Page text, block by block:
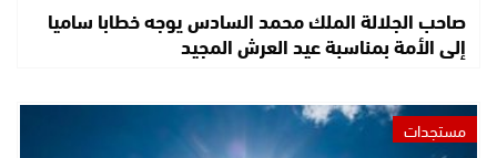
صاحب الجلالة الملك محمد السادس يوجه خطابا ساميا
إلى الأمة بمناسبة عيد العرش المجيد
مستجدات